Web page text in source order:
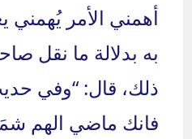
أهمني الأمر يُهمني
به بدلالة ما نقل
ذلك، قال: “وفي
فانك ماضي الهم